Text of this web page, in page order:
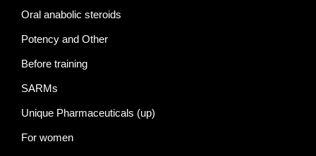
Oral anabolic steroids
Potency and Other
Before training
SARMs
Unique Pharmaceuticals (up)
For women